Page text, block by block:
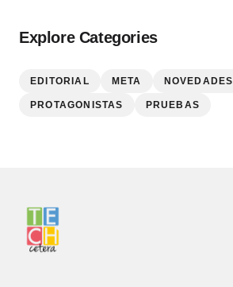
Explore Categories
EDITORIAL META NOVEDADES
PROTAGONISTAS PRUEBAS